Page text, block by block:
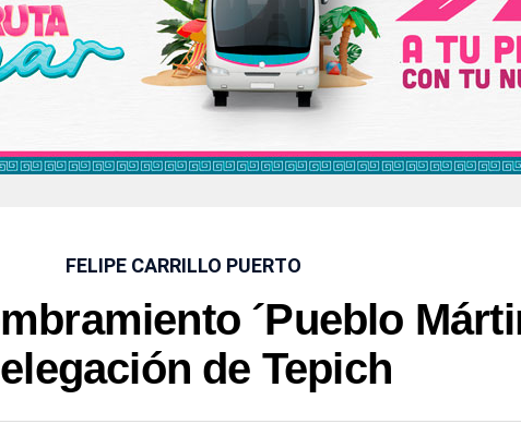
FELIPE CARRILLO PUERTO
´Pueblo
de Tepich